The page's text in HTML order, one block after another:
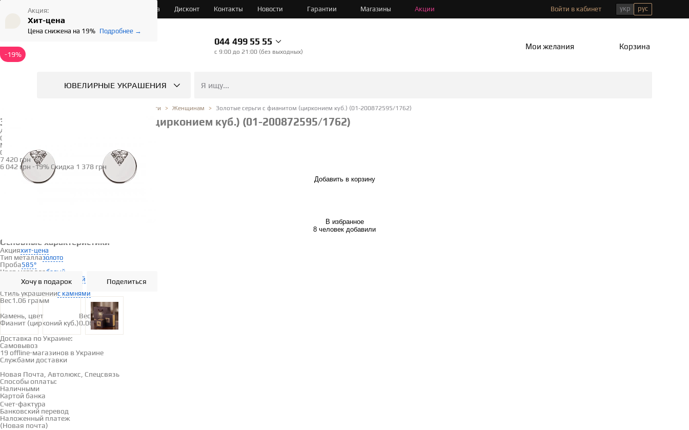
О нас Доставка и Оплата Дисконт Контакты Новости Гарантии Магазины Акции Войти в кабинет укр рус
044 499 55 55
c 9:00 до 21:00 (без выходных)
Мои желания Корзина
ЮВЕЛИРНЫЕ УКРАШЕНИЯ
Серьги Женщинам Золотые серьги с фианитом (цирконием куб.) (01-200872595/1762)
Акция:
Хит-цена
Цена снижена на 19% Подробнее →
-19%
Хочу в подарок Поделиться
Золотые серьги с фианитом (цирконием куб.) (01-200872595/1762)
Артикул
01-200872595
Модель
01-200872595/1762
7 420 грн
6 042 грн -19% Скидка 1 378 грн
Добавить в корзину
В избранное
8 человек добавили
Основные характеристики
Акцияхит-цена
Тип металлазолото
Проба585°
Цвет металла белый
Вставкафианит (цирконий куб.)
Для кого женщинам
Стиль украшенийс камнями
Вес1.06 грамм
Вставки
Камень, цвет
Вес
Фианит (цирконий куб.)0.06
Доставка и оплата
Доставка по Украине:
Самовывоз
19 offline-магазинов в Украине
Службами доставки
Новая Почта, Автолюкс, Спецсвязь
Способы оплаты:
Наличными
Картой банка
Счет-фактура
Банковский перевод
Наложенный платеж
(Новая почта)